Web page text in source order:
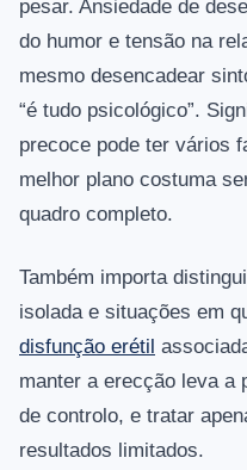
pesar. Ansiedade de
do humor e tensão na
mesmo desencadear
“é tudo psicológico”.
precoce pode ter vários
melhor plano costuma
quadro completo.
Também importa
isolada e situações em
disfunção erétil
manter a erecção leva a
de controlo, e tratar
resultados limitados.